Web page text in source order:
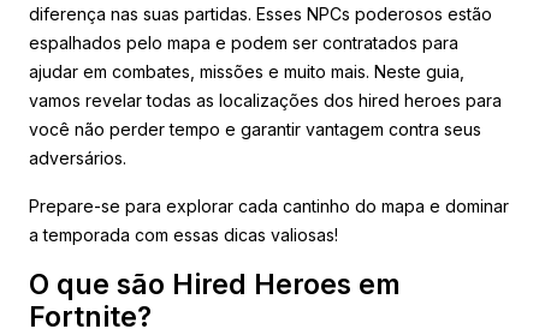
diferença nas suas partidas. Esses NPCs poderosos estão
espalhados pelo mapa e podem ser contratados para
ajudar em combates, missões e muito mais. Neste guia,
vamos revelar todas as localizações dos hired heroes para
você não perder tempo e garantir vantagem contra seus
adversários.
Prepare-se para explorar cada cantinho do mapa e dominar
a temporada com essas dicas valiosas!
O que são Hired Heroes em
Fortnite?